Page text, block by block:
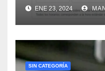
ENE 23, 2024
SIN CATEGORÍA